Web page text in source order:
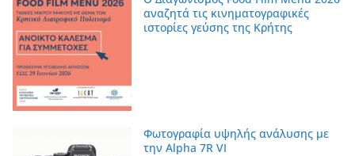
αναζητά τις κινηματογραφικές
ιστορίες γεύσης της Κρήτης
Φωτογραφία υψηλής ανάλυσης με
την Alpha 7R VI